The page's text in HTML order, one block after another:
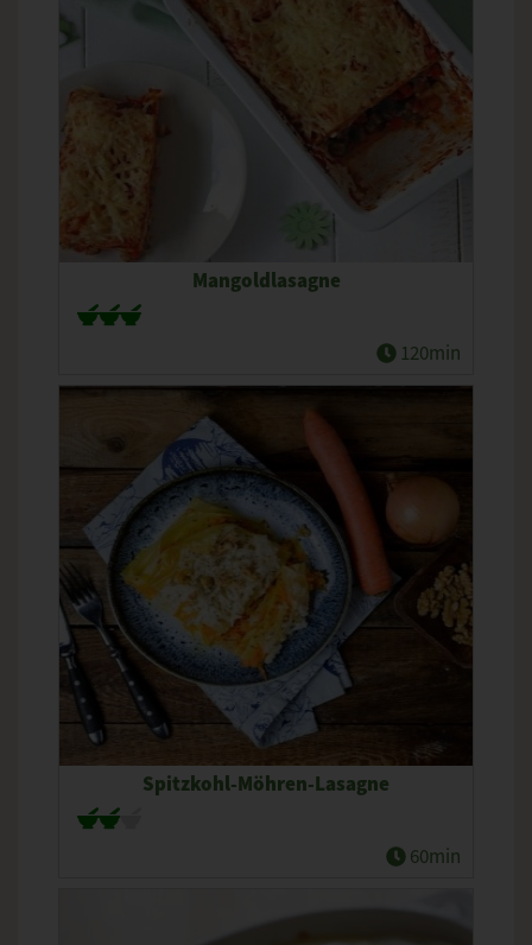
Mangoldlasagne
120min
Spitzkohl-Möhren-Lasagne
60min